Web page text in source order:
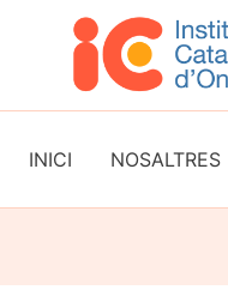
INICI NOSALTRES